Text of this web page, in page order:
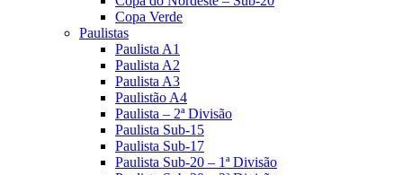
Copa Verde
Paulistas
Paulista A1
Paulista A2
Paulista A3
Paulistão A4
Paulista – 2ª Divisão
Paulista Sub-15
Paulista Sub-17
Paulista Sub-20 – 1ª Divisão